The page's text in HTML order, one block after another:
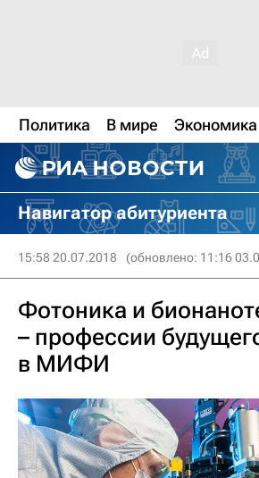
Политика В мире Экономика
Навигатор абитуриента
15:58 20.07.2018 (обновлено: 11:16
Фотоника и
– профессии
в МИФИ